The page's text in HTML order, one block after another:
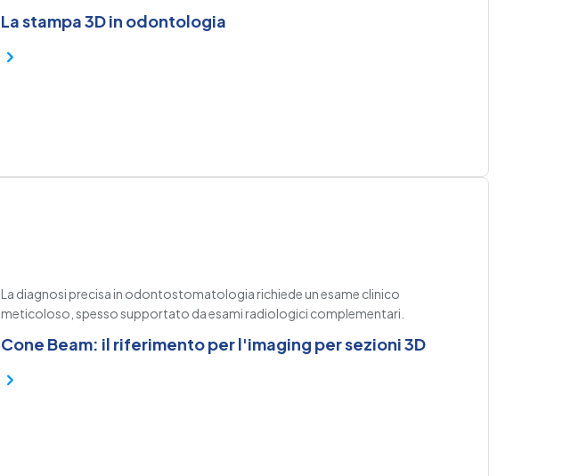
La stampa 3D in odontologia
La diagnosi precisa in odontostomatologia richiede un esame clinico
meticoloso, spesso supportato da esami radiologici complementari.
Cone Beam: il riferimento per l'imaging per sezioni 3D